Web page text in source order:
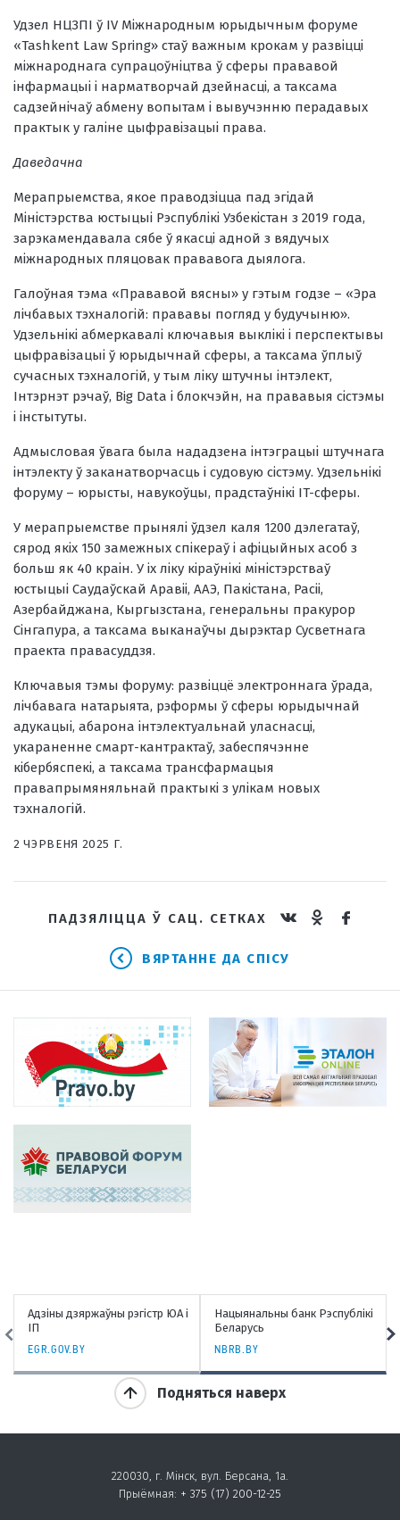
Удзел НЦЗПІ ў IV Міжнародным юрыдычным форуме
«Tashkent Law Spring» стаў важным крокам у развіцці
міжнароднага супрацоўніцтва ў сферы прававой
інфармацыі і нарматворчай дзейнасці, а таксама
садзейнічаў абмену вопытам і вывучэнню перадавых
практык у галіне цыфравізацыі права.
Даведачна
Мерапрыемства, якое праводзіцца пад эгідай
Міністэрства юстыцыі Рэспублікі Узбекістан з 2019 года,
зарэкамендавала сябе ў якасці адной з вядучых
міжнародных пляцовак прававога дыялога.
Галоўная тэма «Прававой вясны» у гэтым годзе – «Эра
лічбавых тэхналогій: прававы погляд у будучыню».
Удзельнікі абмеркавалі ключавыя выклікі і перспектывы
цыфравізацыі ў юрыдычнай сферы, а таксама ўплыў
сучасных тэхналогій, у тым ліку штучны інтэлект,
Інтэрнэт рэчаў, Big Data і блокчэйн, на прававыя сістэмы
і інстытуты.
Адмысловая ўвага была нададзена інтэграцыі штучнага
інтэлекту ў заканатворчасць і судовую сістэму. Удзельнікі
форуму – юрысты, навукоўцы, прадстаўнікі IT-сферы.
У мерапрыемстве прынялі ўдзел каля 1200 дэлегатаў,
сярод якіх 150 замежных спікераў і афіцыйных асоб з
больш як 40 краін. У іх ліку кіраўнікі міністэрстваў
юстыцыі Саудаўскай Аравіі, ААЭ, Пакістана, Расіі,
Азербайджана, Кыргызстана, генеральны пракурор
Сінгапура, а таксама выканаўчы дырэктар Сусветнага
праекта правасуддзя.
Ключавыя тэмы форуму: развіццё электроннага ўрада,
лічбавага натарыята, рэформы ў сферы юрыдычнай
адукацыі, абарона інтэлектуальнай уласнасці,
укараненне смарт-кантрактаў, забеспячэнне
кібербяспекі, а таксама трансфармацыя
правапрымяняльнай практыкі з улікам новых
тэхналогій.
2 ЧЭРВЕНЯ 2025 Г.
ПАДЗЯЛІЦЦА Ў САЦ. СЕТКАХ
ВЯРТАННЕ ДА СПІСУ
Адзіны дзяржаўны рэгістр ЮА і
ІП
EGR.GOV.BY
Нацыянальны банк Рэспублікі
Беларусь
NBRB.BY
Подняться наверх
220030, г. Мінск, вул. Берсана, 1а.
Прыёмная: + 375 (17) 200-12-25